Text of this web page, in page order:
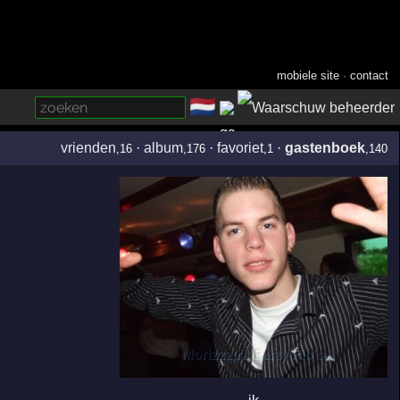
mobiele site ·contact
🇳🇱
vrienden ,16 ·album ,176 ·favoriet,1 ·gastenboek ,140